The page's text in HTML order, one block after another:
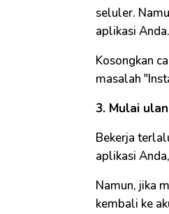
seluler.
aplikasi Anda.
Kosongkan
masalah
3. Mulai
Bekerja
aplikasi
Namun, jika
kembali ke